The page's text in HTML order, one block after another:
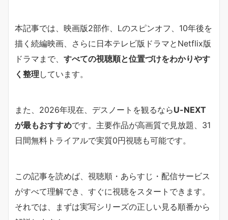
本記事では、映画版2部作、Lのスピンオフ、10年後を
描く続編映画、さらに日本テレビ版ドラマとNetflix版
ドラマまで、 すべての視聴順と位置づけをわかりやす
く整理 しています。
また、2026年現在、デスノートを観るならU-NEXT
が最もおすすめです。主要作品が高画質で見放題、31
日間無料トライアルで実質0円視聴も可能です。
この記事を読めば、視聴順・あらすじ・配信サービス
がすべて理解でき、すぐに視聴をスタートできます。
それでは、まずは実写シリーズの正しい見る順番から